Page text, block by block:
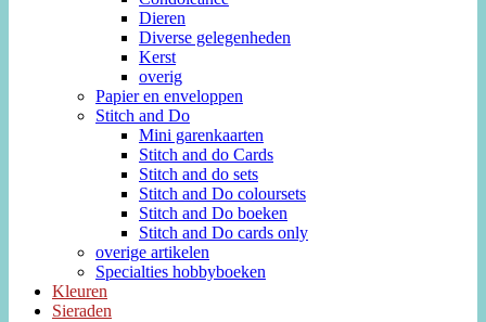
Dieren
Diverse gelegenheden
Kerst
overig
Papier en enveloppen
Stitch and Do
Mini garenkaarten
Stitch and do Cards
Stitch and do sets
Stitch and Do coloursets
Stitch and Do boeken
Stitch and Do cards only
overige artikelen
Specialties hobbyboeken
Kleuren
Sieraden